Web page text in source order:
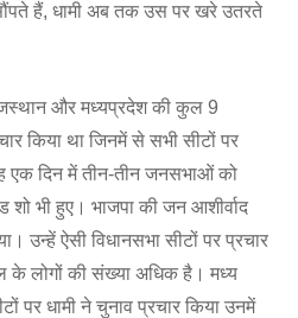
हैं, धामी अब तक उस पर खरे उतरते
और मध्यप्रदेश की कुल 9
किया था जिनमें से सभी सीटों पर
एक दिन में तीन-तीन जनसभाओं को
भी हुए। भाजपा की जन आशीर्वाद
उन्हें ऐसी विधानसभा सीटों पर प्रचार
के लोगों की संख्या अधिक है। मध्य
पर धामी ने चुनाव प्रचार किया उनमें